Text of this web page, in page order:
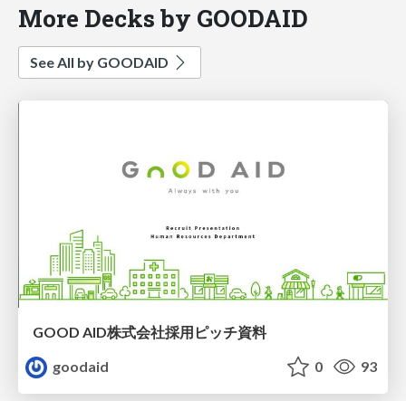
More Decks by GOODAID
See All by GOODAID
GOOD AID株式会社採用ピッチ資料
goodaid
0 93